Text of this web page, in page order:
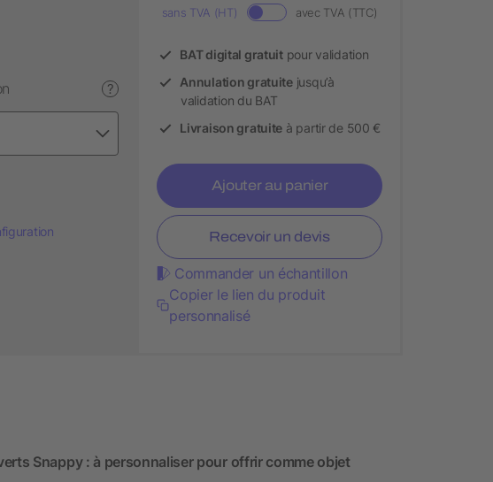
?
sans TVA (HT) avec TVA (TTC)
BAT digital gratuitpour validation
Annulation gratuitejusqu’à
validation du BAT
Livraison gratuite à partir de 500 €
Ajouter au panier
Recevoir un devis
Commander un échantillon
Copier le lien du produit
personnalisé
Snappy : à personnaliser pour offrir comme objet